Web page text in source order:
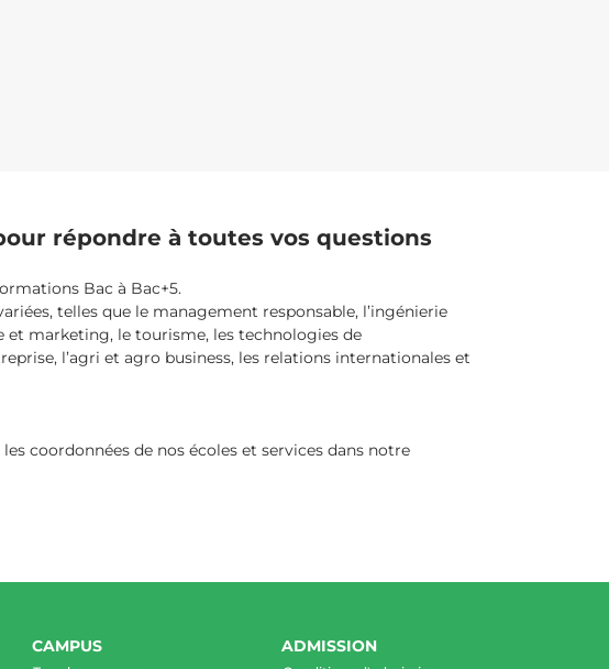
répondre à toutes vos questions
Bac à Bac+5.
telles que le management responsable, l’ingénierie
marketing, le tourisme, les technologies de
l’agri et agro business, les relations internationales et
coordonnées de nos écoles et services dans notre
CAMPUS ADMISSION